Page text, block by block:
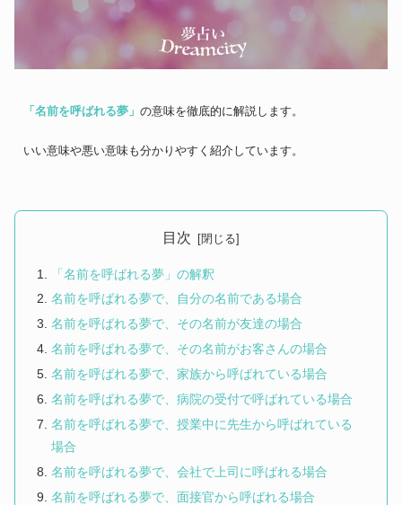
「名前を呼ばれる夢」 の意味を徹底的に解説します。
いい意味や悪い意味も分かりやすく紹介しています。
目次
「名前を呼ばれる夢」の解釈
名前を呼ばれる夢で、自分の名前である場合
名前を呼ばれる夢で、その名前が友達の場合
名前を呼ばれる夢で、その名前がお客さんの場合
名前を呼ばれる夢で、家族から呼ばれている場合
名前を呼ばれる夢で、病院の受付で呼ばれている場合
名前を呼ばれる夢で、授業中に先生から呼ばれている
場合
名前を呼ばれる夢で、会社で上司に呼ばれる場合
名前を呼ばれる夢で、面接官から呼ばれる場合